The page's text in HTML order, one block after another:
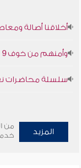
أخلاقنا أصالة
وأمنهم من خوف 9
سلسلة محاضرات
المزيد
من